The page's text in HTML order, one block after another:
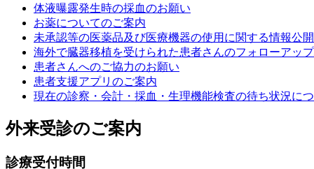
体液曝露発生時の採血のお願い
お薬についてのご案内
未承認等の医薬品及び医療機器の使用に関する情報公開
海外で臓器移植を受けられた患者さんのフォローアッ
患者さんへのご協力のお願い
患者支援アプリのご案内
現在の診察・会計・採血・生理機能検査の待ち状況に
外来受診のご案内
診療受付時間